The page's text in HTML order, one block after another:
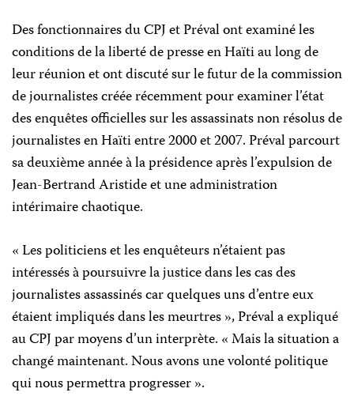
Des fonctionnaires du CPJ et Préval ont examiné les
conditions de la liberté de presse en Haïti au long de
leur réunion et ont discuté sur le futur de la commission
de journalistes créée récemment pour examiner l’état
des enquêtes officielles sur les assassinats non résolus de
journalistes en Haïti entre 2000 et 2007. Préval parcourt
sa deuxième année à la présidence après l’expulsion de
Jean-Bertrand Aristide et une administration
intérimaire chaotique.
« Les politiciens et les enquêteurs n’étaient pas
intéressés à poursuivre la justice dans les cas des
journalistes assassinés car quelques uns d’entre eux
étaient impliqués dans les meurtres », Préval a expliqué
au CPJ par moyens d’un interprète. « Mais la situation a
changé maintenant. Nous avons une volonté politique
qui nous permettra progresser ».